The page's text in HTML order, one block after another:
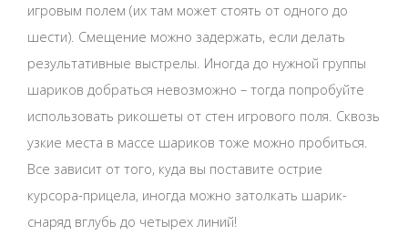
игровым полем (их там может стоять от одного до
шести). Смещение можно задержать, если делать
результативные выстрелы. Иногда до нужной группы
шариков добраться невозможно – тогда попробуйте
использовать рикошеты от стен игрового поля. Сквозь
узкие места в массе шариков тоже можно пробиться.
Все зависит от того, куда вы поставите острие
курсора-прицела, иногда можно затолкать шарик-
снаряд вглубь до четырех линий!